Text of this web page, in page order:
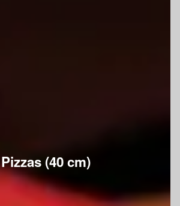
Pizzas (40 cm)